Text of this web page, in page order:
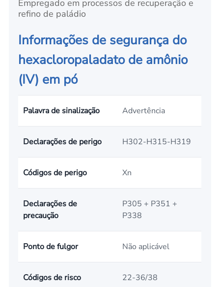
Empregado em processos de recuperação e
refino de paládio
Informações de segurança do
hexacloropaladato de amônio
(IV) em pó
Palavra de sinalização Advertência
Declarações de perigo H302-H315-H319
Códigos de perigo Xn
Declarações de
precaução
P305 + P351 +
P338
Ponto de fulgor Não aplicável
Códigos de risco 22-36/38